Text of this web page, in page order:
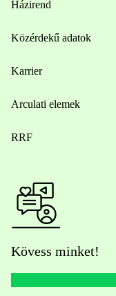
Házirend
Közérdekű adatok
Karrier
Arculati elemek
RRF
Kövess minket!